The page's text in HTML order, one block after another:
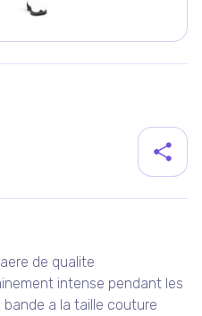
de qualite
intense pendant les
a la taille couture